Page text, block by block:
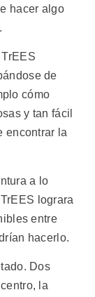
hacer algo
de
cómo
y tan fácil
encontrar la
a lo
lograra
entre
hacerlo.
Dos
la